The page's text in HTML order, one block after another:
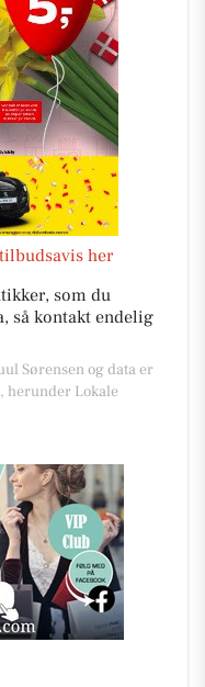
her
som du
så kontakt endelig
Sørensen og data er
herunder Lokale